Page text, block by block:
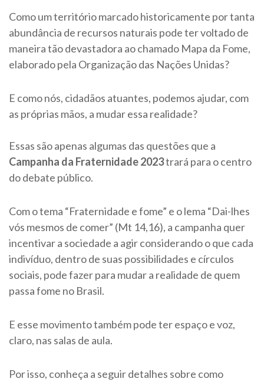
Como um território marcado historicamente por tanta
abundância de recursos naturais pode ter voltado de
maneira tão devastadora ao chamado Mapa da Fome,
elaborado pela Organização das Nações Unidas?
E como nós, cidadãos atuantes, podemos ajudar, com
as próprias mãos, a mudar essa realidade?
Essas são apenas algumas das questões que a
Campanha da Fraternidade 2023trará para o centro
do debate público.
Com o tema “Fraternidade e fome” e o lema “Dai-lhes
vós mesmos de comer” (Mt 14,16), a campanha quer
incentivar a sociedade a agir considerando o que cada
indivíduo, dentro de suas possibilidades e círculos
sociais, pode fazer para mudar a realidade de quem
passa fome no Brasil.
E esse movimento também pode ter espaço e voz,
claro, nas salas de aula.
Por isso, conheça a seguir detalhes sobre como